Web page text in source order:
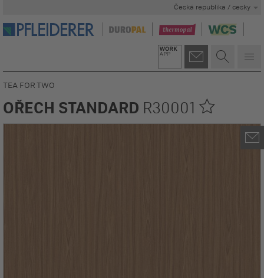
Česká republika / cesky
TEA FOR TWO
OŘECH STANDARD R30001